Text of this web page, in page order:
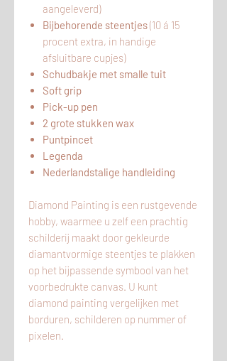
aangeleverd)
Bijbehorende steentjes(10 á 15
procent extra, in handige
afsluitbare cupjes)
Schudbakje met smalle tuit
Soft grip
Pick-up pen
2 grote stukken wax
Puntpincet
Legenda
Nederlandstalige handleiding
Diamond Painting is een rustgevende
hobby, waarmee u zelf een prachtig
schilderij maakt door gekleurde
diamantvormige steentjes te plakken
op het bijpassende symbool van het
voorbedrukte canvas. U kunt
diamond painting vergelijken met
borduren, schilderen op nummer of
pixelen.